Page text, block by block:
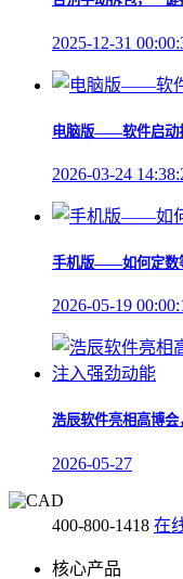
2025-12-31
电脑版——软件启动
2026-03-24
手机版——如何定数
2026-05-19
浩辰软件亮相高博
2026-05-27
400-800-1418 在
核心产品